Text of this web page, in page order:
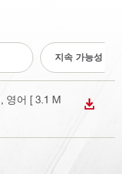
지속 가능성 문
, 영어 [ 3.1 M
다운로